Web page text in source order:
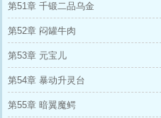
第51章 千锻二品乌金
第52章 闷罐牛肉
第53章 元宝儿
第54章 暴动升灵台
第55章 暗翼魔鳄